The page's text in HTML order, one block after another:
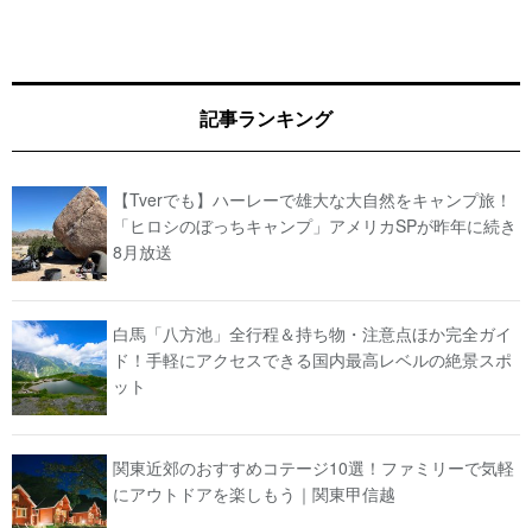
記事ランキング
【Tverでも】ハーレーで雄大な大自然をキャンプ旅！
「ヒロシのぼっちキャンプ」アメリカSPが昨年に続き
8月放送
白馬「八方池」全行程＆持ち物・注意点ほか完全ガイ
ド！手軽にアクセスできる国内最高レベルの絶景スポ
ット
関東近郊のおすすめコテージ10選！ファミリーで気軽
にアウトドアを楽しもう｜関東甲信越